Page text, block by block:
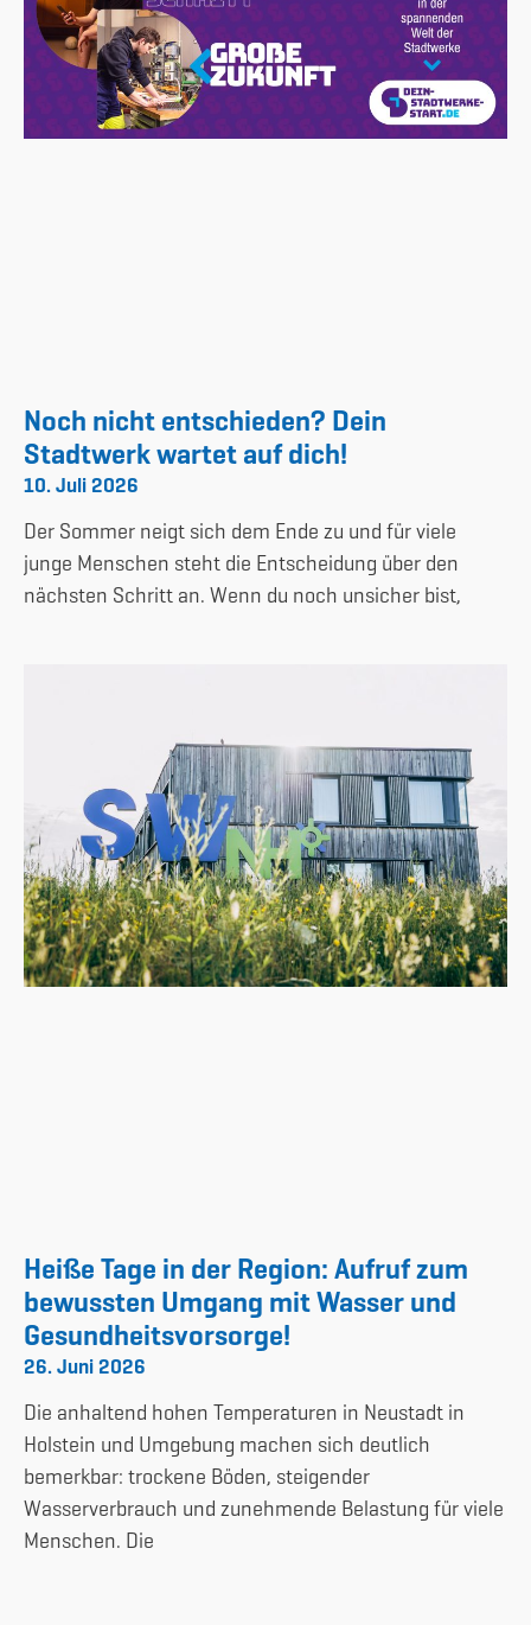
Noch nicht entschieden? Dein
Stadtwerk wartet auf dich!
10. Juli 2026
Der Sommer neigt sich dem Ende zu und für viele
junge Menschen steht die Entscheidung über den
nächsten Schritt an. Wenn du noch unsicher bist,
Heiße Tage in der Region: Aufruf zum
bewussten Umgang mit Wasser und
Gesundheitsvorsorge!
26. Juni 2026
Die anhaltend hohen Temperaturen in Neustadt in
Holstein und Umgebung machen sich deutlich
bemerkbar: trockene Böden, steigender
Wasserverbrauch und zunehmende Belastung für viele
Menschen. Die